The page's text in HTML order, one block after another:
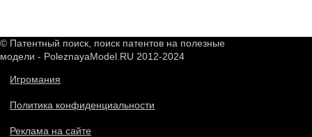
© Патентный поиск, поиск патентов на полезные
модели - PoleznayaModel.RU 2012-2024
Игромания
Политика конфиденциальности
Реклама на сайте